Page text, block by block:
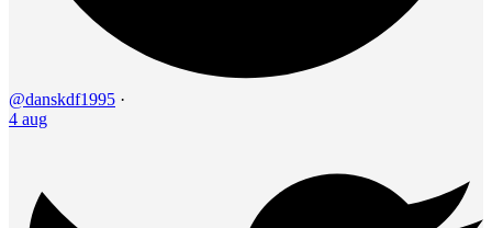
@danskdf1995 ·
4 aug